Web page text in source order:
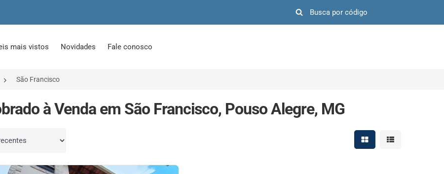
mais vistos Novidades Fale conosco
São Francisco
à Venda em São Francisco, Pouso Alegre, MG
Mostrar resultados em
Mostrar